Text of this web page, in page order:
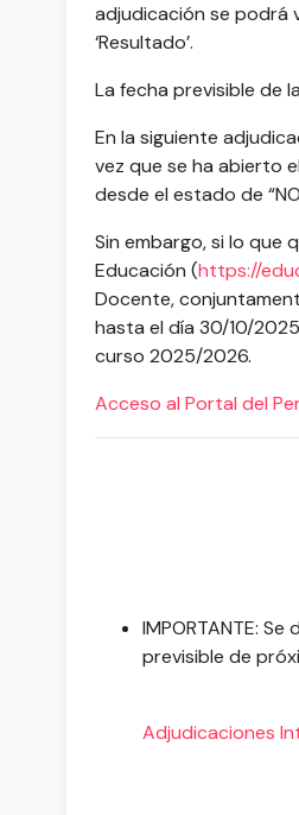
adjudicación se podrá
‘Resultado’.
La fecha previsible de
En la siguiente
vez que se ha abierto
desde el estado de
Sin embargo, si lo que
Educación (https://
Docente,
hasta el día 30/10/
curso 2025/2026.
Acceso al Portal del
IMPORTANTE:
previsible de
Adjudicaciones